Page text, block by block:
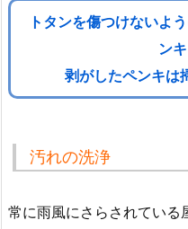
トタンを傷つけないよ
ン
剥がしたペンキは
汚れの洗浄
常に雨風にさらされている